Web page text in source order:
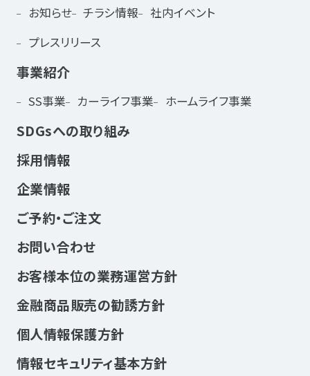
お知らせ チラシ情報
社内イベント
プレスリリース
事業紹介
SS事業 カーライフ事業 ホームライフ事業
SDGsへの取り組み
採用情報
企業情報
ご予約・ご注文
お問い合わせ
お客様本位の業務運営方針
金融商品販売の勧誘方針
個人情報保護方針
情報セキュリティ基本方針